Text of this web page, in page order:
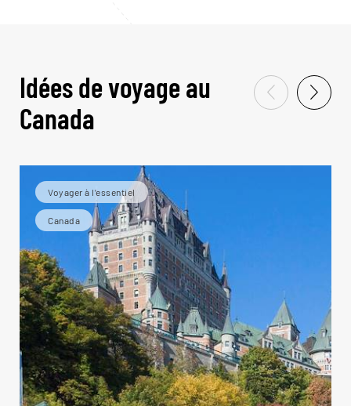
Idées de voyage au
Canada
Voyager à l’essentiel
Canada